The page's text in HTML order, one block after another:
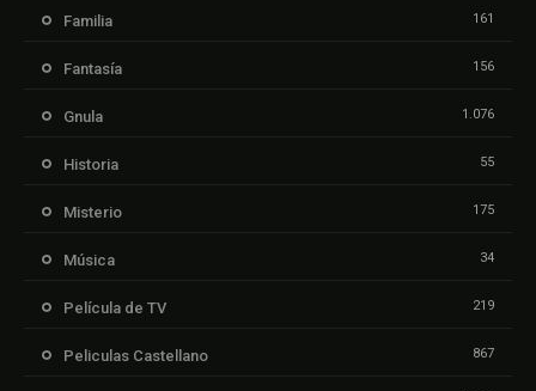
Familia 161
Fantasía 156
Gnula 1.076
Historia 55
Misterio 175
Música 34
Película de TV 219
Peliculas Castellano 867